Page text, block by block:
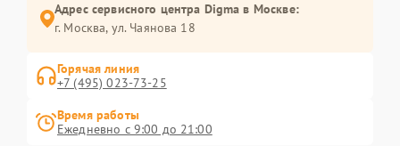
Адрес сервисного центра Digma в Москве:
г. Москва, ул. Чаянова 18
Горячая линия
+7 (495) 023-73-25
Время работы
Ежедневно с 9:00 до 21:00